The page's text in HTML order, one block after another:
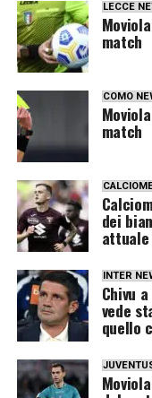
LECCE
match
COMO
match
dei
INTER
Chivu
vede
quello